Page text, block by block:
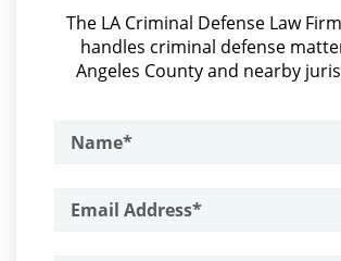
Offenses Minors Can Be
Adults
Sealing Juvenile Records
Senate Bill 439
Audiencias De Disposición
Audiencias De Detención
Asalto Contra un Funcionario
Armas Prohibidas en California
The LA Criminal Defense Law
handles criminal defense
Angeles County and nearby